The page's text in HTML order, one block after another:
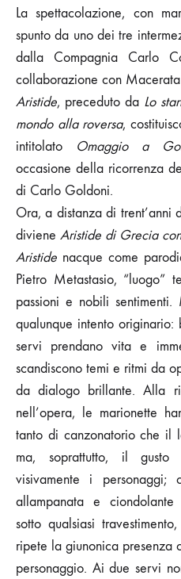
La spettacolazione, con
spunto da uno dei tre
dalla Compagnia Carlo
collaborazione con
Aristide, preceduto da Lo
mondo alla roversa,
intitolato
Omaggio a
occasione della ricorrenza
di Carlo Goldoni.
Ora, a distanza di trent’anni
diviene Aristide di Grecia
Aristide nacque come
Pietro Metastasio, “luogo”
passioni e nobili
qualunque intento
servi prendano vita e
scandiscono temi e ritmi da
da dialogo brillante. Alla
nell’opera, le marionette
tanto di canzonatorio che il
ma, soprattutto, il gusto
visivamente i
allampanata e ciondolante
sotto qualsiasi
ripete la giunonica presenza
personaggio. Ai due servi